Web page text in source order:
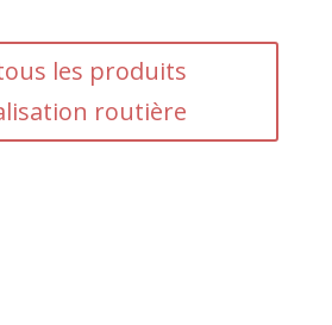
les produits
routière